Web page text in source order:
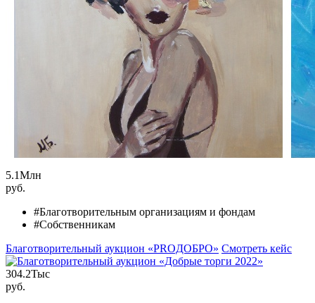
5.1Млн
руб.
#Благотворительным организациям и фондам
#Собственникам
Благотворительный аукцион «PROДОБРО» Смотреть кейс
304.2Тыс
руб.